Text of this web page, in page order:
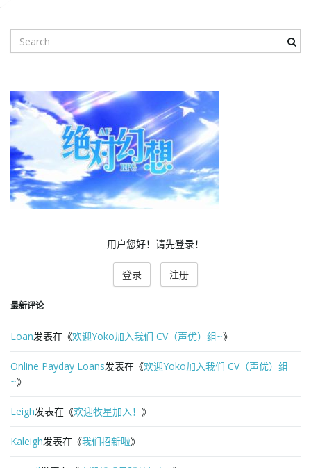
n
e
c
h
k
e
y
w
o
r
用户您好！请先登录！
登录 注册
最新评论
Loan发表在《欢迎Yoko加入我们 CV（声优）组~》
Online Payday Loans发表在《欢迎Yoko加入我们 CV（声优）组
~》
Leigh发表在《欢迎牧星加入！ 》
Kaleigh发表在《我们招新啦》